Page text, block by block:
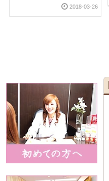
2018-03-26